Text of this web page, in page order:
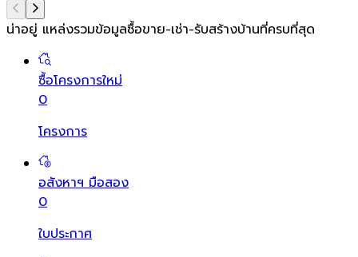
น่าอยู่ แหล่งรวมข้อมูลซื้อขาย-เช่า-รับสร้างบ้านที่ครบที่สุด
ซื้อโครงการใหม่
0
โครงการ
อสังหาฯ มือสอง
0
ใบประกาศ